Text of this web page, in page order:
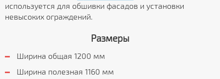
используется для обшивки фасадов и установки
невысоких ограждений.
Размеры
Ширина общая 1200 мм
Ширина полезная 1160 мм